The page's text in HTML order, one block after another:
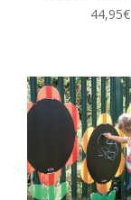
44,95€